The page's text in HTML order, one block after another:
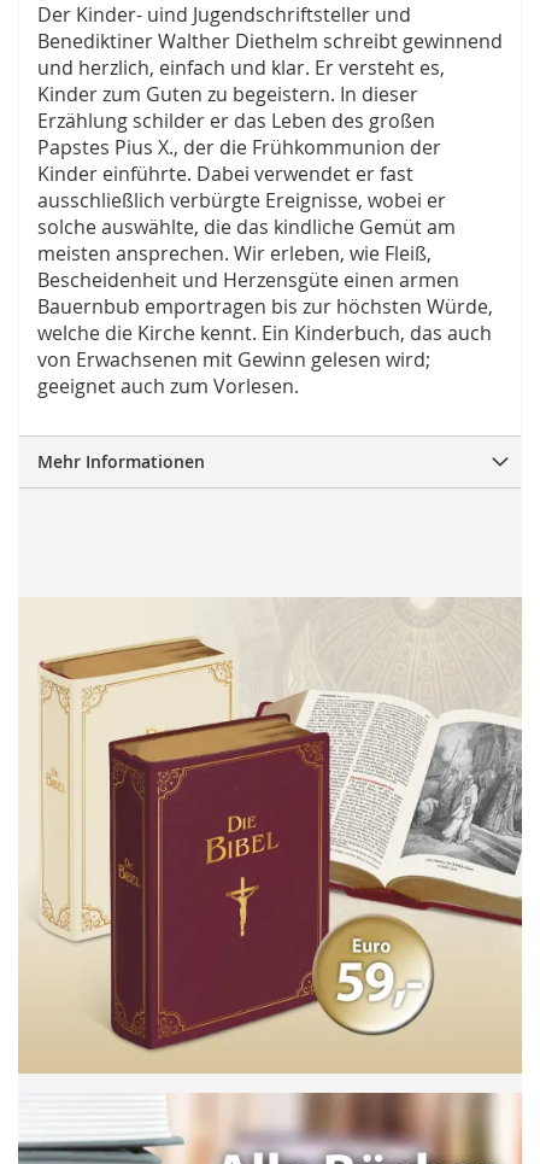
Der Kinder- uind Jugendschriftsteller und
Benediktiner Walther Diethelm schreibt gewinnend
und herzlich, einfach und klar. Er versteht es,
Kinder zum Guten zu begeistern. In dieser
Erzählung schilder er das Leben des großen
Papstes Pius X., der die Frühkommunion der
Kinder einführte. Dabei verwendet er fast
ausschließlich verbürgte Ereignisse, wobei er
solche auswählte, die das kindliche Gemüt am
meisten ansprechen. Wir erleben, wie Fleiß,
Bescheidenheit und Herzensgüte einen armen
Bauernbub emportragen bis zur höchsten Würde,
welche die Kirche kennt. Ein Kinderbuch, das auch
von Erwachsenen mit Gewinn gelesen wird;
geeignet auch zum Vorlesen.
Mehr Informationen